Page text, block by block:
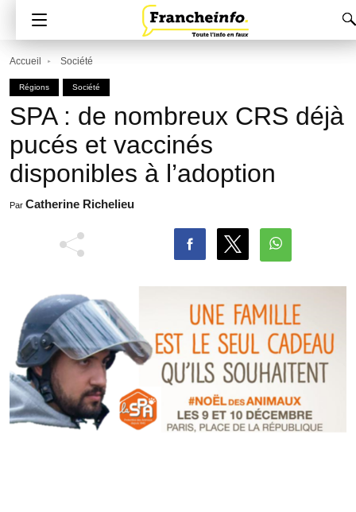
Accueil Société
Régions Société
SPA : de nombreux CRS déjà
pucés et vaccinés
disponibles à l’adoption
Par Catherine Richelieu